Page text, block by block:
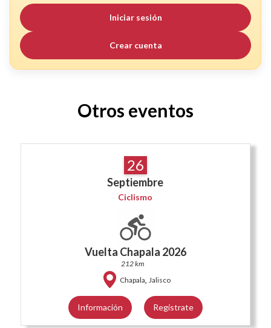
Iniciar sesión
Crear cuenta
Otros eventos
26
Septiembre
Ciclismo
Vuelta Chapala 2026
212 km
Chapala, Jalisco
Información Regístrate